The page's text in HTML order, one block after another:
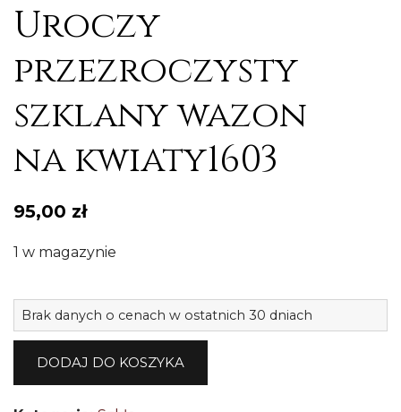
Uroczy
przezroczysty
szklany wazon
na kwiaty1603
95,00 zł
1 w magazynie
Brak danych o cenach w ostatnich 30 dniach
DODAJ DO KOSZYKA